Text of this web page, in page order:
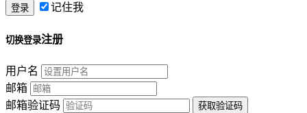
记住我
切换登录注册
用户名
邮箱
邮箱验证码